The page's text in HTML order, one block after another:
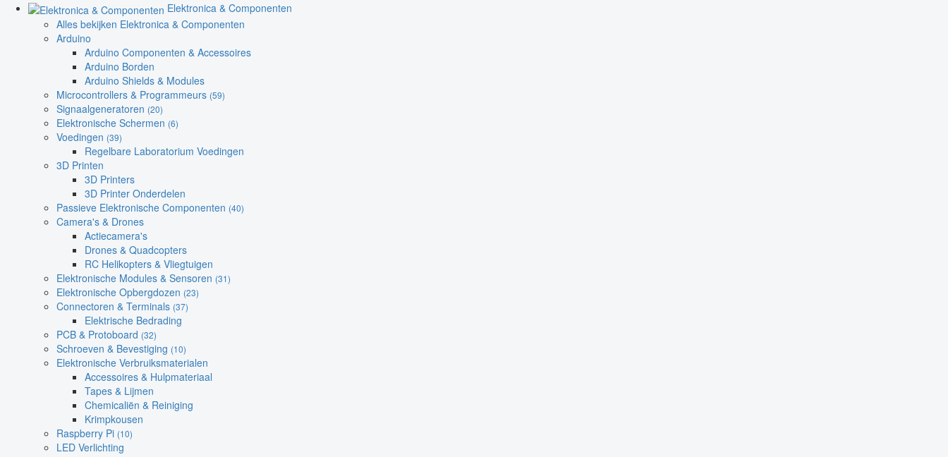
Elektronica & Componenten
Alles bekijken Elektronica & Componenten
Arduino
Arduino Componenten & Accessoires
Arduino Borden
Arduino Shields & Modules
Microcontrollers & Programmeurs (59)
Signaalgeneratoren (20)
Elektronische Schermen (6)
Voedingen (39)
Regelbare Laboratorium Voedingen
3D Printen
3D Printers
3D Printer Onderdelen
Passieve Elektronische Componenten (40)
Camera's & Drones
Actiecamera's
Drones & Quadcopters
RC Helikopters & Vliegtuigen
Elektronische Modules & Sensoren (31)
Elektronische Opbergdozen (23)
Connectoren & Terminals (37)
Elektrische Bedrading
PCB & Protoboard (32)
Schroeven & Bevestiging (10)
Elektronische Verbruiksmaterialen
Accessoires & Hulpmateriaal
Tapes & Lijmen
Chemicaliën & Reiniging
Krimpkousen
Raspberry Pi (10)
LED Verlichting